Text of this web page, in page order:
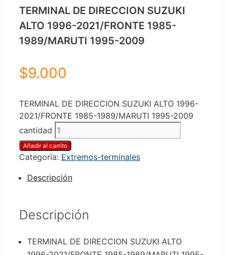
TERMINAL DE DIRECCION SUZUKI
ALTO 1996-2021/FRONTE 1985-
1989/MARUTI 1995-2009
$9.000
TERMINAL DE DIRECCION SUZUKI ALTO 1996-
2021/FRONTE 1985-1989/MARUTI 1995-2009
cantidad
Añadir al carrito
Categoría: Extremos-terminales
Descripción
Descripción
TERMINAL DE DIRECCION SUZUKI ALTO